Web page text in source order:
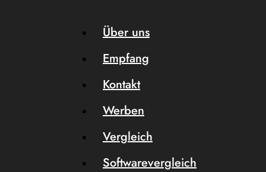
Über uns
Empfang
Kontakt
Werben
Vergleich
Softwarevergleich